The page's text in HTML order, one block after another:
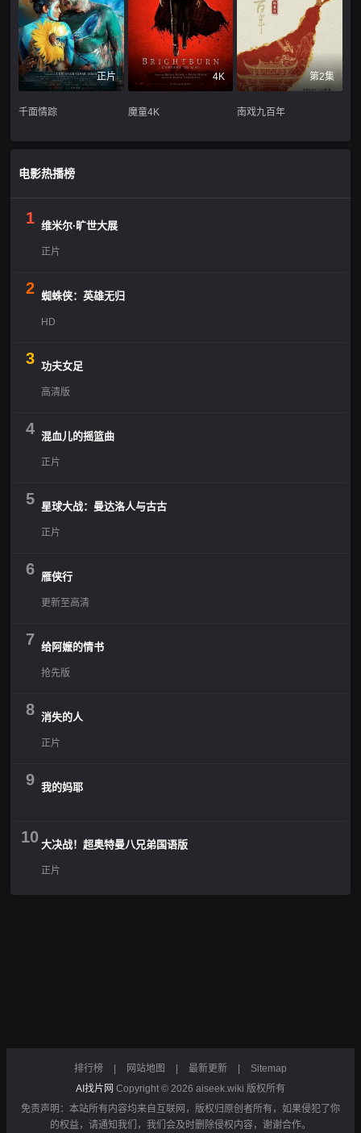
正片
千面情踪
4K
魔童4K
第2集
南戏九百年
电影热播榜
1 维米尔·旷世大展
正片
2 蜘蛛侠：英雄无归
HD
3 功夫女足
高清版
4 混血儿的摇篮曲
正片
5 星球大战：曼达洛人与古古
正片
6 雁侠行
更新至高清
7 给阿嬷的情书
抢先版
8 消失的人
正片
9 我的妈耶
10 大决战！超奥特曼八兄弟国语版
正片
排行榜 网站地图 最新更新
Sitemap
AI找片网 Copyright © 2026 aiseek.wiki 版权所有
免责声明：本站所有内容均来自互联网，版权归原创者所有，如果侵犯了你
的权益，请通知我们，我们会及时删除侵权内容，谢谢合作。